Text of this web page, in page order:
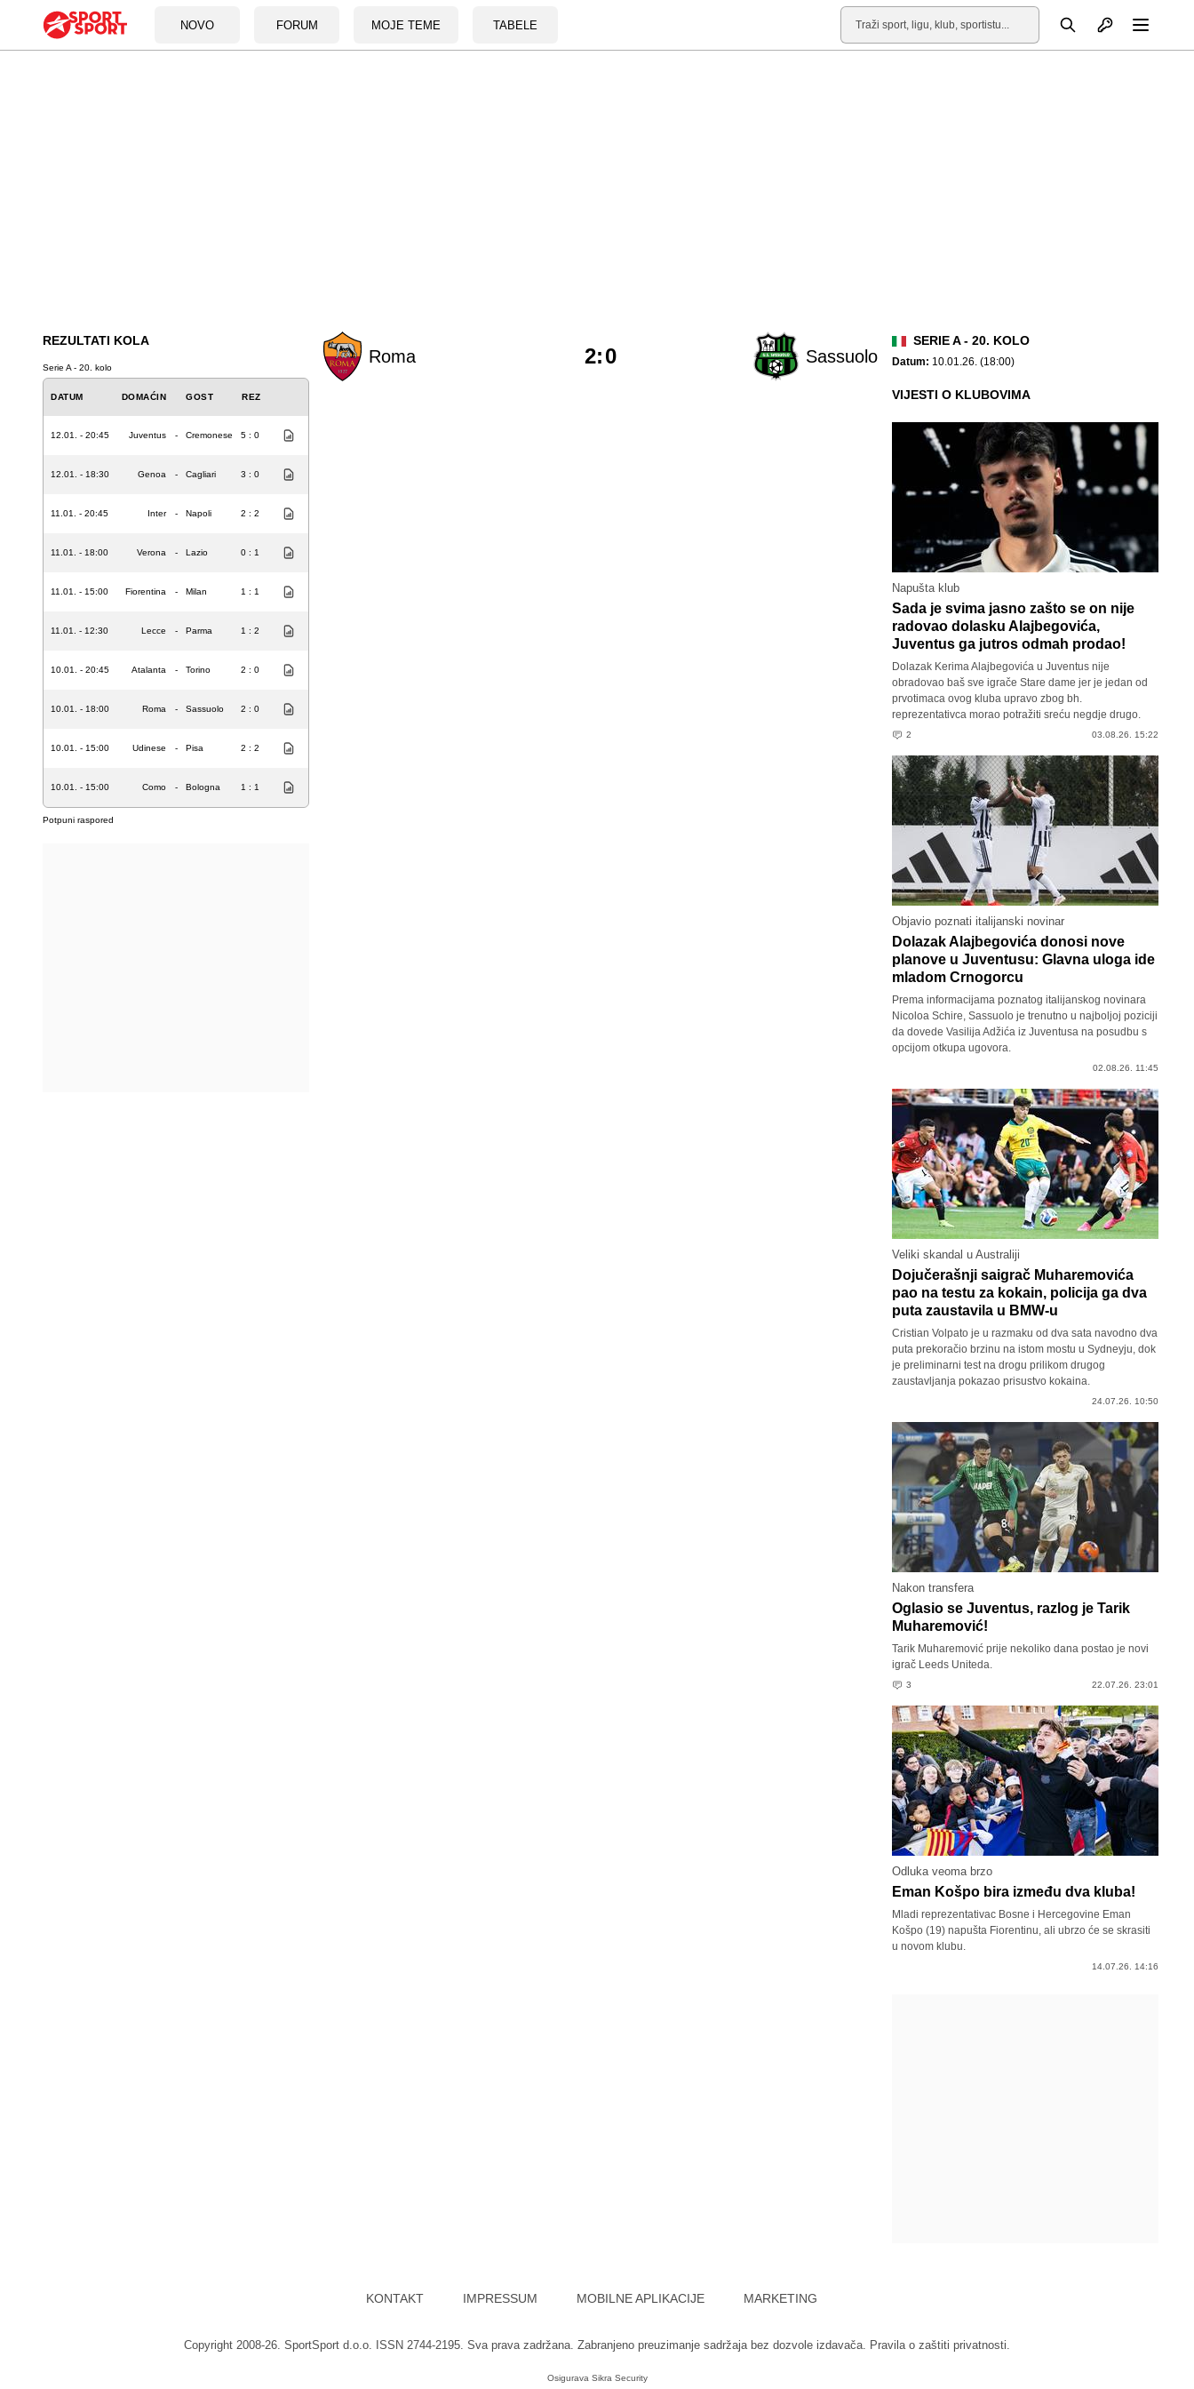
NOVO FORUM MOJE TEME TABELE
Pretraga Otvori profil
REZULTATI KOLA
Serie A - 20. kolo
DATUM DOMAĆIN GOST REZ
12.01. - 20:45 Juventus - Cremonese 5 : 0
12.01. - 18:30 Genoa - Cagliari 3 : 0
11.01. - 20:45 Inter - Napoli 2 : 2
11.01. - 18:00 Verona - Lazio 0 : 1
11.01. - 15:00 Fiorentina - Milan 1 : 1
11.01. - 12:30 Lecce - Parma 1 : 2
10.01. - 20:45 Atalanta - Torino 2 : 0
10.01. - 18:00 Roma - Sassuolo 2 : 0
10.01. - 15:00 Udinese - Pisa 2 : 2
10.01. - 15:00 Como - Bologna 1 : 1
Potpuni raspored
Roma Sassuolo
2:0
SERIE A - 20. KOLO
Datum: 10.01.26. (18:00)
VIJESTI O KLUBOVIMA
Napušta klub
Sada je svima jasno zašto se on nije
radovao dolasku Alajbegovića,
Juventus ga jutros odmah prodao!
Dolazak Kerima Alajbegovića u Juventus nije
obradovao baš sve igrače Stare dame jer je jedan od
prvotimaca ovog kluba upravo zbog bh.
reprezentativca morao potražiti sreću negdje drugo.
2 03.08.26. 15:22
Objavio poznati italijanski novinar
Dolazak Alajbegovića donosi nove
planove u Juventusu: Glavna uloga ide
mladom Crnogorcu
Prema informacijama poznatog italijanskog novinara
Nicoloa Schire, Sassuolo je trenutno u najboljoj poziciji
da dovede Vasilija Adžića iz Juventusa na posudbu s
opcijom otkupa ugovora.
02.08.26. 11:45
Veliki skandal u Australiji
Dojučerašnji saigrač Muharemovića
pao na testu za kokain, policija ga dva
puta zaustavila u BMW-u
Cristian Volpato je u razmaku od dva sata navodno dva
puta prekoračio brzinu na istom mostu u Sydneyju, dok
je preliminarni test na drogu prilikom drugog
zaustavljanja pokazao prisustvo kokaina.
24.07.26. 10:50
Nakon transfera
Oglasio se Juventus, razlog je Tarik
Muharemović!
Tarik Muharemović prije nekoliko dana postao je novi
igrač Leeds Uniteda.
3 22.07.26. 23:01
Odluka veoma brzo
Eman Košpo bira između dva kluba!
Mladi reprezentativac Bosne i Hercegovine Eman
Košpo (19) napušta Fiorentinu, ali ubrzo će se skrasiti
u novom klubu.
14.07.26. 14:16
KONTAKT IMPRESSUM MOBILNE APLIKACIJE MARKETING
Copyright 2008-26. SportSport d.o.o. ISSN 2744-2195. Sva prava zadržana. Zabranjeno preuzimanje sadržaja bez dozvole izdavača. Pravila o zaštiti privatnosti.
Osigurava Sikra Security